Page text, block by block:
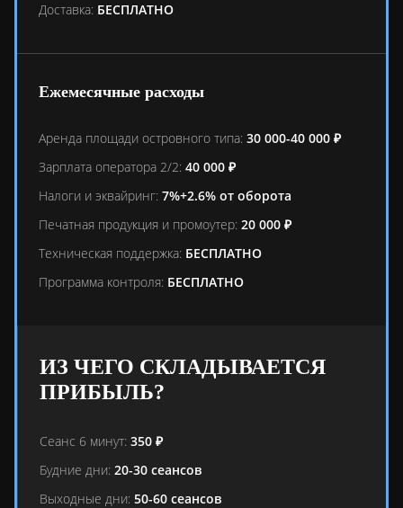
Доставка: БЕСПЛАТНО
Ежемесячные расходы
Аренда площади островного типа: 30 000-40 000 ₽
Зарплата оператора 2/2: 40 000 ₽
Налоги и эквайринг: 7%+2.6% от оборота
Печатная продукция и промоутер: 20 000 ₽
Техническая поддержка: БЕСПЛАТНО
Программа контроля: БЕСПЛАТНО
ИЗ ЧЕГО СКЛАДЫВАЕТСЯ
ПРИБЫЛЬ?
Сеанс 6 минут: 350 ₽
Будние дни: 20-30 сеансов
Выходные дни: 50-60 сеансов